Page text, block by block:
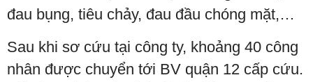
đau bụng, tiêu chảy, đau đầu chóng mặt,…
Sau khi sơ cứu tại công ty, khoảng 40 công
nhân được chuyển tới BV quận 12 cấp cứu.